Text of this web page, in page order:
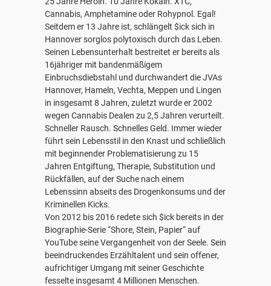
Cannabis, Amphetamine oder Rohypnol. Egal!
Seitdem er 13 Jahre ist, schlängelt $ick sich in
Hannover sorglos polytoxisch durch das Leben.
Seinen Lebensunterhalt bestreitet er bereits als
16jähriger mit bandenmäßigem
Einbruchsdiebstahl und durchwandert die JVAs
Hannover, Hameln, Vechta, Meppen und Lingen
in insgesamt 8 Jahren, zuletzt wurde er 2002
wegen Cannabis Dealen zu 2,5 Jahren verurteilt.
Schneller Rausch. Schnelles Geld. Immer wieder
führt sein Lebensstil in den Knast und schließlich
mit beginnender Problematisierung zu 15
Jahren Entgiftung, Therapie, Substitution und
Rückfällen, auf der Suche nach einem
Lebenssinn abseits des Drogenkonsums und der
Kriminellen Kicks.
Von 2012 bis 2016 redete sich $ick bereits in der
Biographie-Serie “Shore, Stein, Papier“ auf
YouTube seine Vergangenheit von der Seele. Sein
beeindruckendes Erzähltalent und sein offener,
aufrichtiger Umgang mit seiner Geschichte
fesselte insgesamt 4 Millionen Menschen.